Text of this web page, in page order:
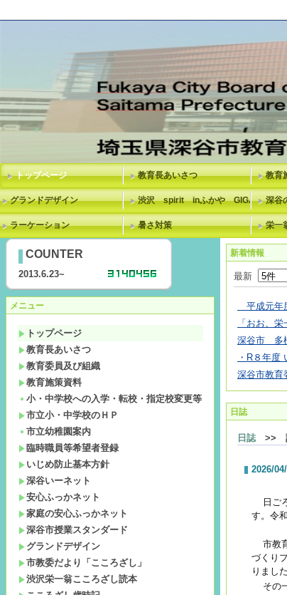
トップページ 教育長あいさつ 教育
グランドデザイン 渋沢 spirit inふかや GIGAスクー
深谷
ラーケーション 暑さ対策 栄一
COUNTER
2013.6.23~
メニュー
トップページ
教育長あいさつ
教育委員及び組織
教育施策資料
小・中学校への入学・転校・指定校変更等
市立小・中学校のＨＰ
市立幼稚園案内
臨時職員等希望者登録
いじめ防止基本方針
深谷いーネット
安心ふっかネット
家庭の安心ふっかネット
深谷市授業スタンダード
グランドデザイン
市教委だより「こころざし」
渋沢栄一翁こころざし読本
新着情報
最新
平成元年
「おお、
深谷市 多
・R８年
深谷市教育
日誌
日誌>>
2026/
日ご
す。令
市教
づくり
りました
その